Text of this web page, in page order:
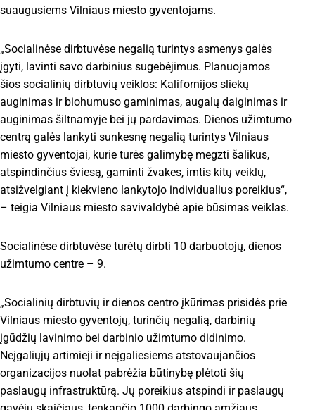
suaugusiems Vilniaus miesto gyventojams.
„Socialinėse dirbtuvėse negalią turintys asmenys galės
įgyti, lavinti savo darbinius sugebėjimus. Planuojamos
šios socialinių dirbtuvių veiklos: Kalifornijos sliekų
auginimas ir biohumuso gaminimas, augalų daiginimas ir
auginimas šiltnamyje bei jų pardavimas. Dienos užimtumo
centrą galės lankyti sunkesnę negalią turintys Vilniaus
miesto gyventojai, kurie turės galimybę megzti šalikus,
atspindinčius šviesą, gaminti žvakes, imtis kitų veiklų,
atsižvelgiant į kiekvieno lankytojo individualius poreikius“,
– teigia Vilniaus miesto savivaldybė apie būsimas veiklas.
Socialinėse dirbtuvėse turėtų dirbti 10 darbuotojų, dienos
užimtumo centre – 9.
„Socialinių dirbtuvių ir dienos centro įkūrimas prisidės prie
Vilniaus miesto gyventojų, turinčių negalią, darbinių
įgūdžių lavinimo bei darbinio užimtumo didinimo.
Neįgaliųjų artimieji ir neįgaliesiems atstovaujančios
organizacijos nuolat pabrėžia būtinybę plėtoti šių
paslaugų infrastruktūrą. Jų poreikius atspindi ir paslaugų